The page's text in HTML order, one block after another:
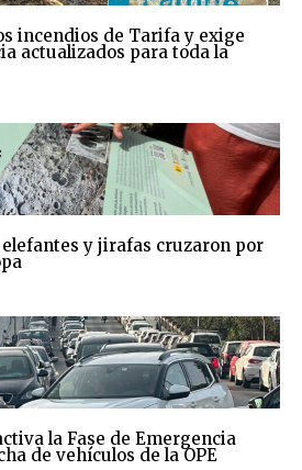
incendios de Tarifa y exige
actualizados para toda la
y jirafas cruzaron por
la Fase de Emergencia
de vehículos de la OPE